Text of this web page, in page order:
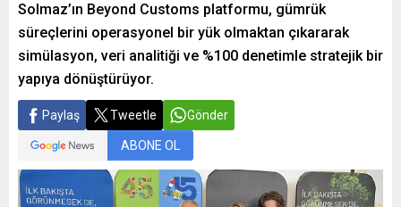
Solmaz’ın Beyond Customs platformu, gümrük
süreçlerini operasyonel bir yük olmaktan çıkararak
simülasyon, veri analitiği ve %100 denetimle stratejik bir
yapıya dönüştürüyor.
Paylaş Tweetle Gönder
ABONE OL